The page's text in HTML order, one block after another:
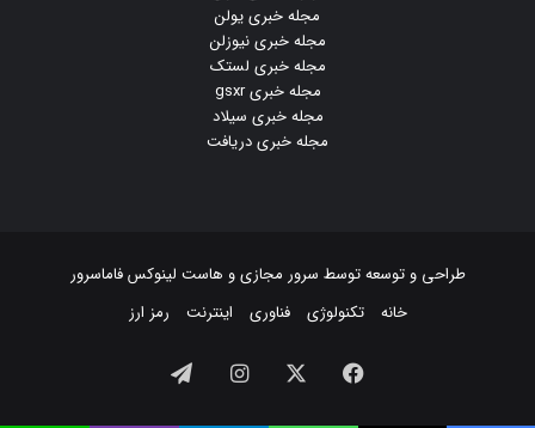
مجله خبری یولن
مجله خبری نیوزلن
مجله خبری لستک
مجله خبری gsxr
مجله خبری سیلاد
مجله خبری دریافت
طراحی و توسعه توسط سرور مجازیو هاست لینوکسفاماسرور
خانه
تکنولوژی فناوری اینترنت رمز ارز
فیسبوک ایکس اینستاگرام